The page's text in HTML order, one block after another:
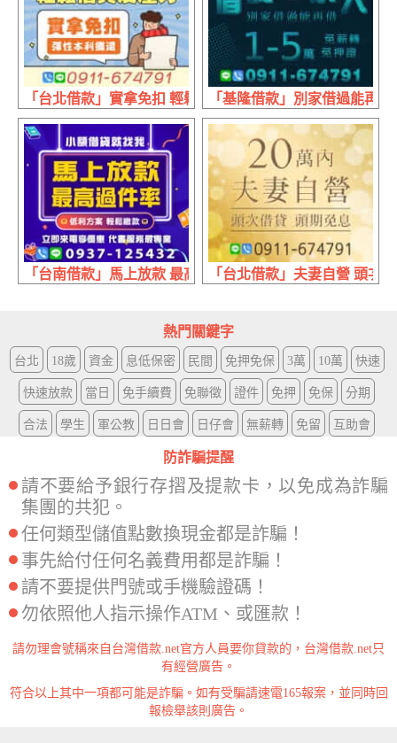
「台北借款」實拿免扣 輕鬆借貸沒壓力 | 勞工辛苦我最知
「基隆借款」別家借過能再
「台南借款」馬上放款 最高過件率 | 低利方案 輕鬆繳款
「台北借款」夫妻自營 頭次
熱門關鍵字
台北 18歲 資金 息低保密 民間 免押免保 3萬 10萬 快速
快速放款 當日 免手續費 免聯徵 證件 免押 免保 分期
合法 學生 軍公教 日日會 日仔會 無薪轉 免留 互助會
防詐騙提醒
請不要給予銀行存摺及提款卡，以免成為詐騙
集團的共犯。
任何類型儲值點數換現金都是詐騙！
事先給付任何名義費用都是詐騙！
請不要提供門號或手機驗證碼！
勿依照他人指示操作ATM、或匯款！
請勿理會號稱來自台灣借款.net官方人員要你貸款的，台灣借款.net只
有經營廣告。
符合以上其中一項都可能是詐騙。如有受騙請速電165報案，並同時回
報檢舉該則廣告。